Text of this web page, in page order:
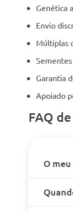
Genética
Envio
Múltiplas
Garantia
Apoiado
FAQ
O